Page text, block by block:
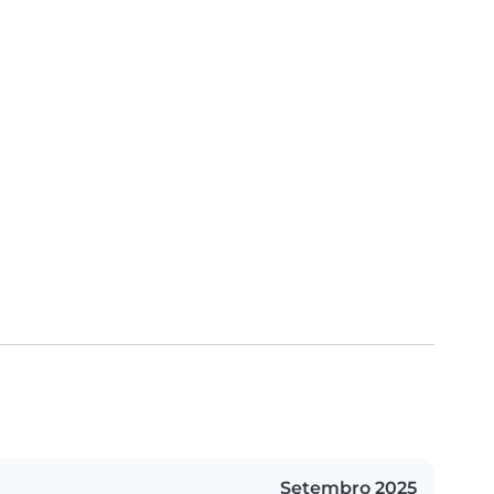
Setembro 2025